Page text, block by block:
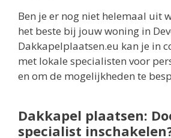
Ben je er nog niet helemaal uit
het beste bij jouw woning in
Dakkapelplaatsen.eu kan je in
met lokale specialisten voor
en om de mogelijkheden te
Dakkapel plaatsen:
specialist